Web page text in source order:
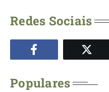
Redes Sociais
Populares